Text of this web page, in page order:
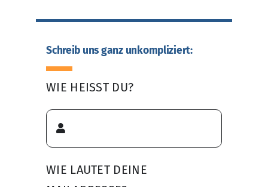
Schreib uns ganz unkompliziert:
WIE HEISST DU?
WIE LAUTET DEINE